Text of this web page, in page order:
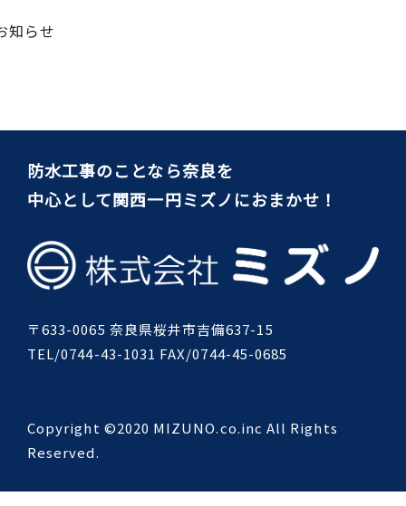
知らせ
防水工事のことなら奈良を
中心として関西一円ミズノにおまかせ！
〒633-0065 奈良県桜井市吉備637-15
TEL/0744-43-1031 FAX/0744-45-0685
Copyright ©2020 MIZUNO.co.inc All Rights
Reserved.